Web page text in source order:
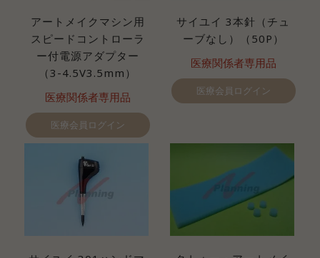
アートメイクマシン用
スピードコントローラ
ー付電源アダプター
（3-4.5V3.5mm）
医療関係者専用品
医療会員ログイン
サイユイ 3本針（チュ
ーブなし）（50P）
医療関係者専用品
医療会員ログイン